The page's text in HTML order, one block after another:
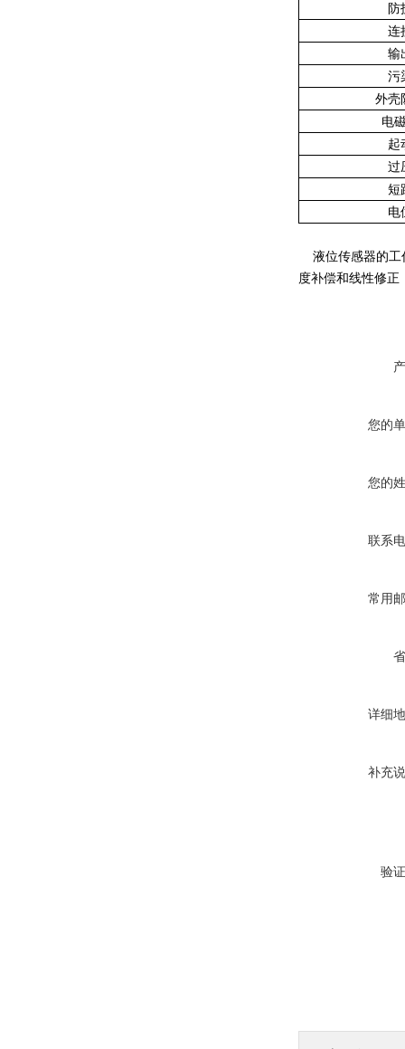
防
连
输
污
外壳
电
起
过
短
电
液位传感器的工
度补偿和线性修
您的
您的
联系
常用
详细
补充
验